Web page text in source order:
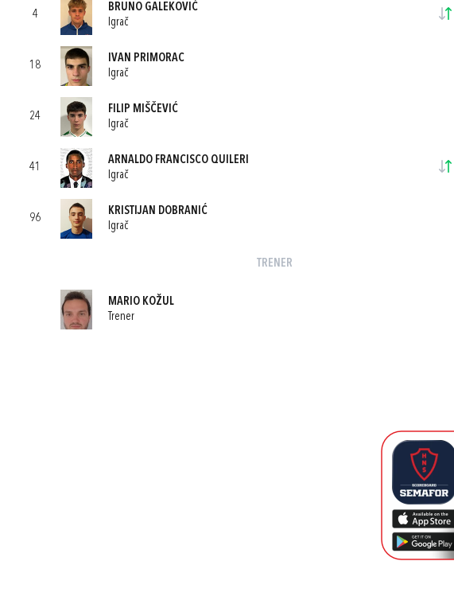
4
BRUNO GALEKOVIĆ
Igrač
18
IVAN PRIMORAC
Igrač
24
FILIP MIŠČEVIĆ
Igrač
41
ARNALDO FRANCISCO QUILERI
Igrač
96
KRISTIJAN DOBRANIĆ
Igrač
TRENER
MARIO KOŽUL
Trener